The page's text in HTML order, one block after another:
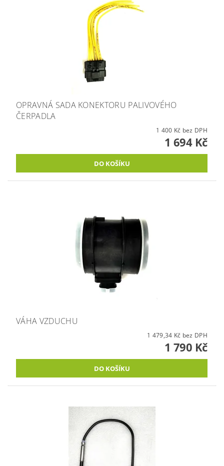
OPRAVNÁ SADA KONEKTORU PALIVOVÉHO
ČERPADLA
1 400 Kč bez DPH
1 694 Kč
VÁHA VZDUCHU
1 479,34 Kč bez DPH
1 790 Kč